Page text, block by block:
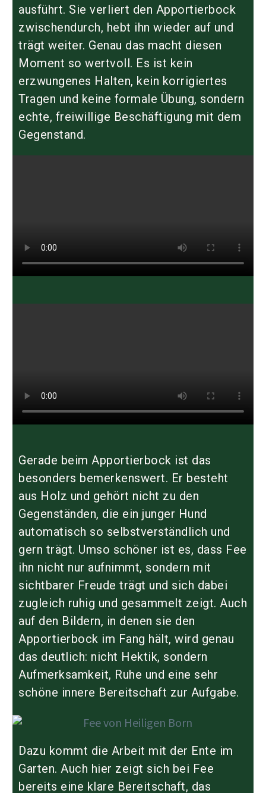
ausführt. Sie verliert den Apportierbock
zwischendurch, hebt ihn wieder auf und
trägt weiter. Genau das macht diesen
Moment so wertvoll. Es ist kein
erzwungenes Halten, kein korrigiertes
Tragen und keine formale Übung, sondern
echte, freiwillige Beschäftigung mit dem
Gegenstand.
Gerade beim Apportierbock ist das
besonders bemerkenswert. Er besteht
aus Holz und gehört nicht zu den
Gegenständen, die ein junger Hund
automatisch so selbstverständlich und
gern trägt. Umso schöner ist es, dass Fee
ihn nicht nur aufnimmt, sondern mit
sichtbarer Freude trägt und sich dabei
zugleich ruhig und gesammelt zeigt. Auch
auf den Bildern, in denen sie den
Apportierbock im Fang hält, wird genau
das deutlich: nicht Hektik, sondern
Aufmerksamkeit, Ruhe und eine sehr
schöne innere Bereitschaft zur Aufgabe.
Dazu kommt die Arbeit mit der Ente im
Garten. Auch hier zeigt sich bei Fee
bereits eine klare Bereitschaft, das